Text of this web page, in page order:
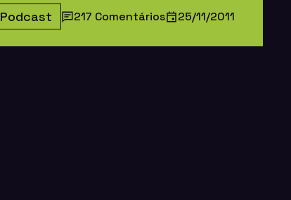
Podcast 217 Comentários 25/11/2011